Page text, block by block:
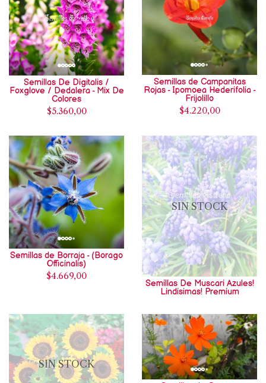
Semillas De Digitalis /
Foxglove / Dedalera - Mix De
Colores
$5.360,00
Semillas de Campanitas
Rojas - Ipomoea Hederifolia -
Frijolillo
$4.220,00
Semillas de Borraja - (Borago
Officinalis)
$4.669,00
SIN STOCK
Semillas De Muscari Azules!
Lindisimas! Premium
SIN STOCK